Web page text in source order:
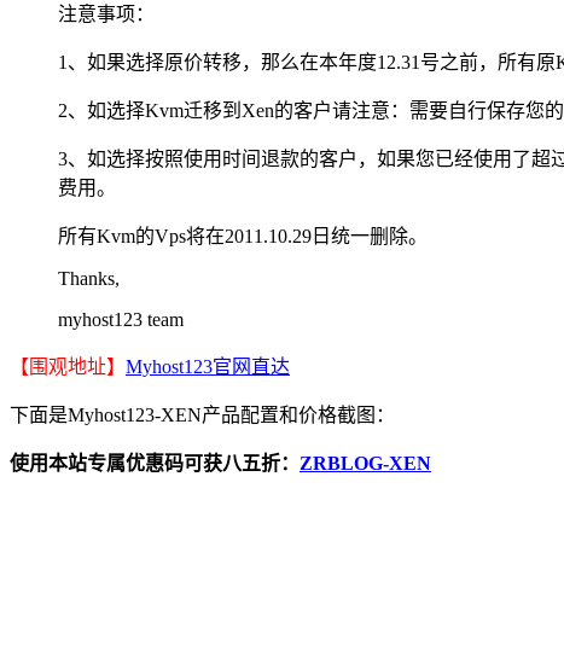
注意事项：
1、如果选择原价转移，那么在本年度12.31号之前，所有
2、如选择Kvm迁移到Xen的客户请注意：需要自行保存您
3、如选择按照使用时间退款的客户，如果您已经使用了
费用。
所有Kvm的Vps将在2011.10.29日统一删除。
Thanks,
myhost123 team
【围观地址】 Myhost123官网直达
下面是Myhost123-XEN产品配置和价格截图：
使用本站专属优惠码可获八五折： ZRBLOG-XEN